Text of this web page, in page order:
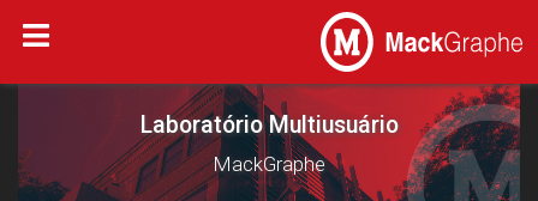
Laboratório Multiusuário
MackGraphe